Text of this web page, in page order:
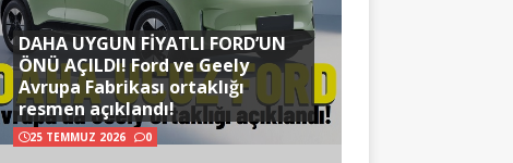
DAHA UYGUN FİYATLI FORD’UN
ÖNÜ AÇILDI! Ford ve Geely
Avrupa Fabrikası ortaklığı
resmen açıklandı!
25 TEMMUZ 2026 0